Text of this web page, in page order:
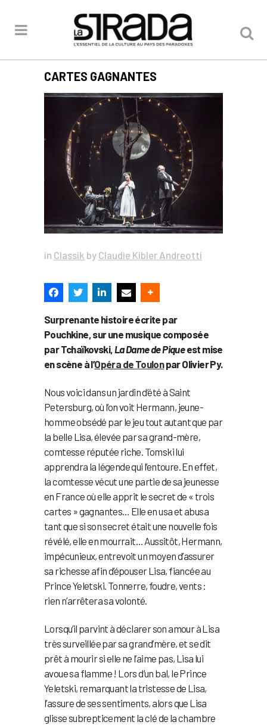
CARTES GAGNANTES
in Classik by Claudie Kibler Andreotti
Surprenante histoire écrite par
Pouchkine, sur une musique composée
par Tchaïkovski,La Dame de Piqueest mise
en scène à l’Opéra de Toulonpar Olivier Py.
Nous voici dans un jardin d’été à Saint
Petersburg, où l’on voit Hermann, jeune-
homme obsédé par le jeu tout autant que par
la belle Lisa, élevée par sa grand-mère,
comtesse réputée riche. Tomski lui
apprendra la légende qui l’entoure. En effet,
la comtesse vécut une partie de sa jeunesse
en France où elle apprit le secret de « trois
cartes » gagnantes… Elle en usa et abusa
tant que si son secret était une nouvelle fois
révélé, elle en mourrait… Aussitôt, Hermann,
impécunieux, entrevoit un moyen d’assurer
sa richesse afin d’épouser Lisa, fiancée au
Prince Yeletski. Tonnerre, foudre, vents :
rien n’arrêtera sa volonté.
Lorsqu’il parvint à déclarer son amour à Lisa
très surveillée par sa grand’mère, et se dit
prêt à mourir si elle ne l’aime pas, Lisa lui
avoue sa flamme ! Lors d’un bal, le Prince
Yeletski, remarquant la tristesse de Lisa,
l’assure de ses sentiments, alors que Lisa
glisse subrepticement la clé de la chambre